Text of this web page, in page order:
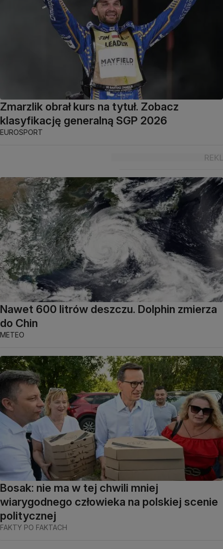
Zmarzlik obrał kurs na tytuł. Zobacz
klasyfikację generalną SGP 2026
EUROSPORT
Nawet 600 litrów deszczu. Dolphin zmierza
do Chin
METEO
Bosak: nie ma w tej chwili mniej
wiarygodnego człowieka na polskiej scenie
politycznej
FAKTY PO FAKTACH